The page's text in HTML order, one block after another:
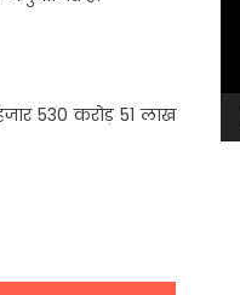
530 करोड़ 51 लाख